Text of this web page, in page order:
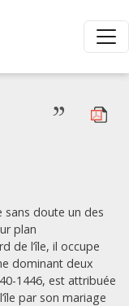
”
sans doute un des
plan
de l’île, il occupe
dominant deux
1446, est attribuée
par son mariage